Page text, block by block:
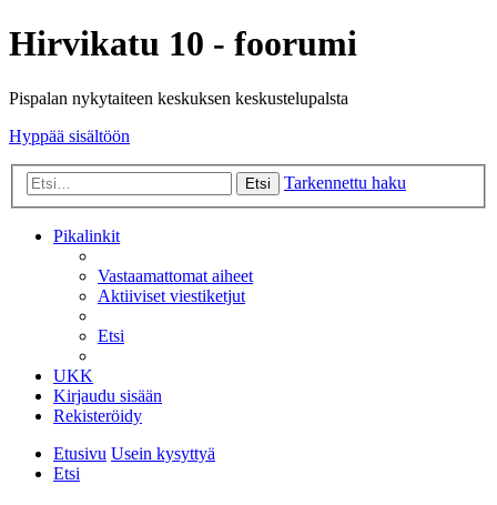
Hirvikatu 10 - foorumi
Pispalan nykytaiteen keskuksen keskustelupalsta
Hyppää sisältöön
Etsi Tarkennettu haku
Pikalinkit
Vastaamattomat aiheet
Aktiiviset viestiketjut
Etsi
UKK
Kirjaudu sisään
Rekisteröidy
Etusivu Usein kysyttyä
Etsi